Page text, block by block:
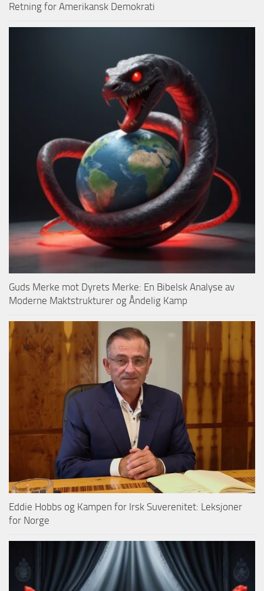
Retning for Amerikansk Demokrati
Guds Merke mot Dyrets Merke: En Bibelsk Analyse av
Moderne Maktstrukturer og Åndelig Kamp
Eddie Hobbs og Kampen for Irsk Suverenitet: Leksjoner
for Norge